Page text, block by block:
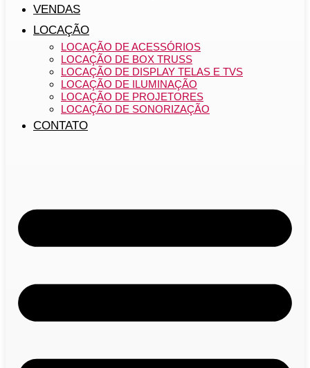
VENDAS
LOCAÇÃO
LOCAÇÃO DE ACESSÓRIOS
LOCAÇÃO DE BOX TRUSS
LOCAÇÃO DE DISPLAY TELAS E TVS
LOCAÇÃO DE ILUMINAÇÃO
LOCAÇÃO DE PROJETORES
LOCAÇÃO DE SONORIZAÇÃO
CONTATO